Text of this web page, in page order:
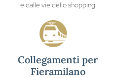
e dalle vie dello shopping
Collegamenti per
Fieramilano